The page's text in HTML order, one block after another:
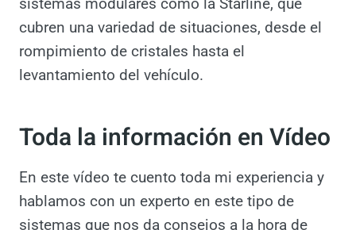
Las alarmas han evolucionado
considerablemente. Las antiguas alarmas
volumétricas, que solo protegen el interior
sistemas modulares como la Starline, que
rompimiento de cristales hasta el
levantamiento del vehículo.